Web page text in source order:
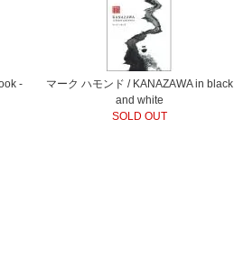
-
マーク ハモンド / KANAZAWA in black
and white
SOLD OUT